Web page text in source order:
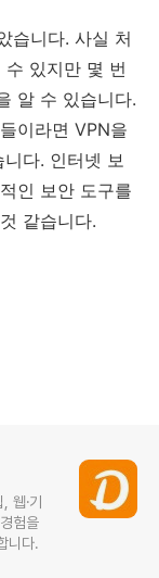
습니다. 사실 처
있지만 몇 번
알 수 있습니다.
이라면 VPN을
다. 인터넷 보
인 보안 도구를
같습니다.
웹·기
험을
니다.